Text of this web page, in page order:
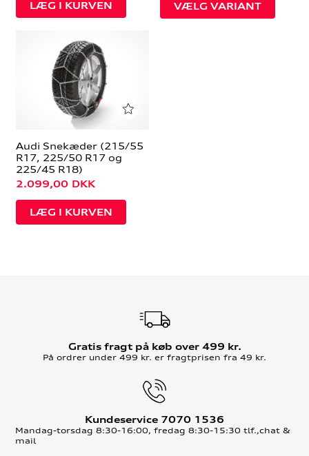
VÆLG VARIANT
Audi Snekæder (215/55
R17, 225/50 R17 og
225/45 R18)
2.099,00 DKK
Gratis fragt på køb over 499 kr.
På ordrer under 499 kr. er fragtprisen fra 49 kr.
Kundeservice 7070 1536
Mandag-torsdag 8:30-16:00, fredag 8:30-15:30 tlf.,chat &
mail